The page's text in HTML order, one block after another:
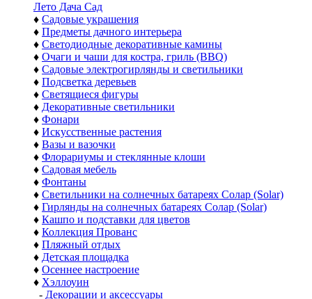
Лето Дача Сад
♦ Садовые украшения
♦ Предметы дачного интерьера
♦ Светодиодные декоративные камины
♦ Очаги и чаши для костра, гриль (BBQ)
♦ Садовые электрогирлянды и светильники
♦ Подсветка деревьев
♦ Светящиеся фигуры
♦ Декоративные светильники
♦ Фонари
♦ Искусственные растения
♦ Вазы и вазочки
♦ Флорариумы и стеклянные клоши
♦ Садовая мебель
♦ Фонтаны
♦ Светильники на солнечных батареях Солар (Solar)
♦ Гирлянды на солнечных батареях Солар (Solar)
♦ Кашпо и подставки для цветов
♦ Коллекция Прованс
♦ Пляжный отдых
♦ Детская площадка
♦ Осеннее настроение
♦ Хэллоуин
- Декорации и аксессуары